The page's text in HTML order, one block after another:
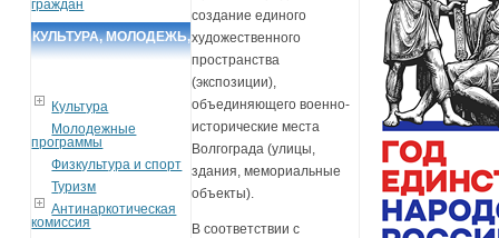
граждан
КУЛЬТУРА, МОЛОДЕЖЬ,
Культура
Молодежные
программы
Физкультура и спорт
Туризм
Антинаркотическая
комиссия
создание единого
художественного
пространства
(экспозиции),
объединяющего военно-
исторические места
Волгограда (улицы,
здания, мемориальные
объекты).
В соответствии с